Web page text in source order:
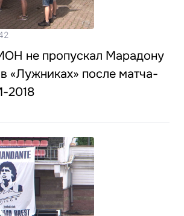
не пропускал Марадону
«Лужниках» после матча-
2018